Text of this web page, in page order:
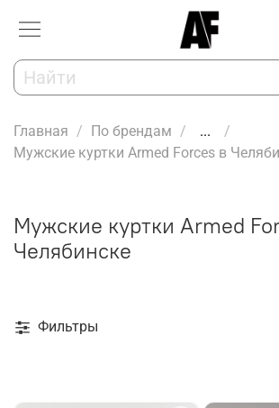
Главная По брендам
...
Мужские куртки Armed Forces в
Мужские куртки Armed
Челябинске
Фильтры